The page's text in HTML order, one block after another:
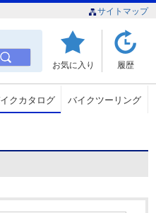
サイトマップ
お気に入り 履歴
クカタログ バイクツーリング